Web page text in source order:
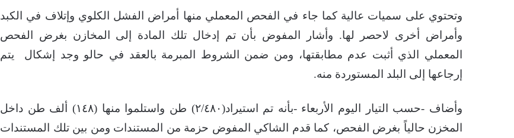
وتحتوي على سميات عالية كما جاء في الفحص المعملي منها أمراض الفشل الكلوي وإتلاف في الكبد
وأمراض أخرى لاحصر لها. وأشار المفوض بأن تم إدخال تلك المادة إلى المخازن بغرض الفحص
المعملي الذي أثبت عدم مطابقتها، ومن ضمن الشروط المبرمة بالعقد في حالو وجد إشكال يتم
إرجاعها إلى البلد المستوردة منه.
وأضاف -حسب التيار اليوم الأربعاء -بأنه تم استيراد(٢/٤٨٠) طن واستلموا منها (١٤٨) ألف طن داخل
المخزن حالياً بغرض الفحص، كما قدم الشاكي المفوض حزمة من المستندات ومن بين تلك المستندات